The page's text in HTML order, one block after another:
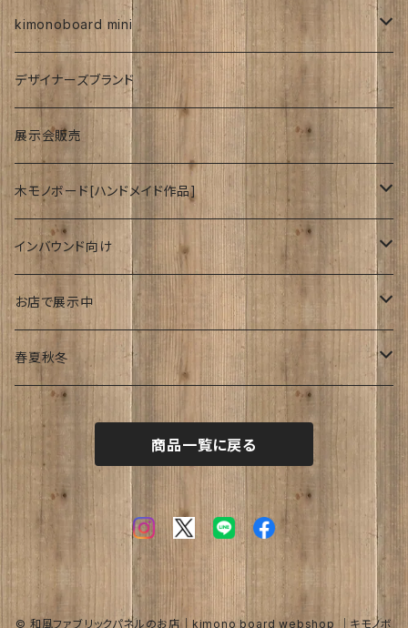
紅型
kimonoboard mini
絹
波
デザイナーズブランド
展示会販売
木モノボード[ハンドメイド作品]
ゆーかり
リース
おぶじぇ
ドッグウェアー
キモノ
フーケ｜上着
インバウンド向け
海外
Japanese style
お店で展示中
リ・マテリアルさん
join lotus coffee さん
たまゆらさん
春夏秋冬
春
波
涼
海
商品一覧に戻る
© 和風ファブリックパネルのお店｜kimono board webshop ｜キモノボ